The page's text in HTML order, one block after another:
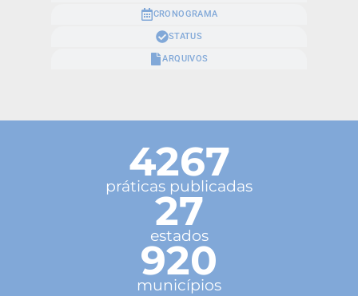
CRONOGRAMA
STATUS
ARQUIVOS
4267
práticas publicadas
27
estados
920
municípios